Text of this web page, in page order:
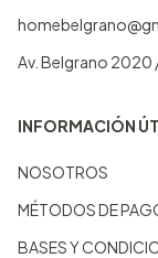
Av. Belgrano 2020
INFORMACIÓN
NOSOTROS
MÉTODOS DE
BASES Y